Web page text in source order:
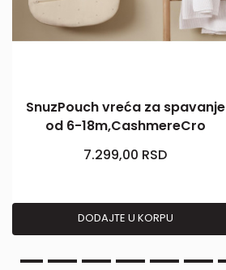
SnuzPouch vreća za spavanje
od 6-18m,CashmereCro
7.299,00 RSD
DODAJTE U KORPU